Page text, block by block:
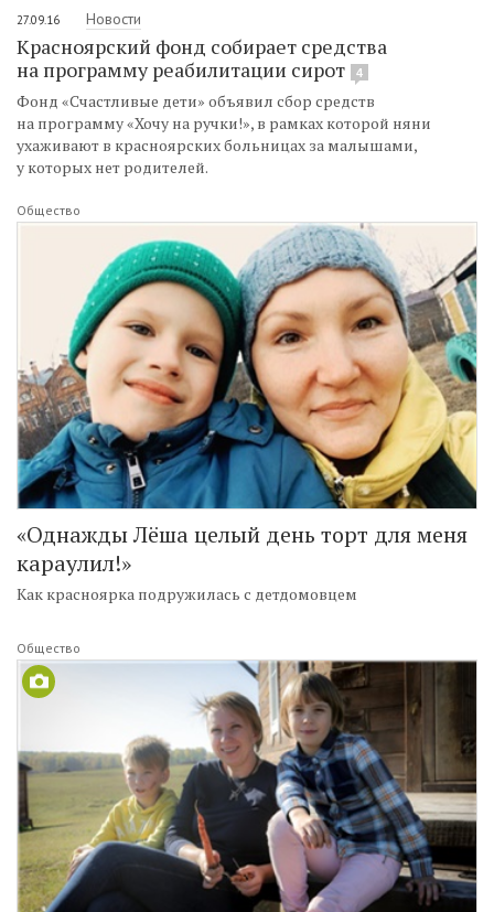
27.09.16 Новости
Красноярский фонд собирает средства
на программу реабилитации сирот
4
Фонд «Счастливые дети» объявил сбор средств
на программу «Хочу на ручки!», в рамках которой няни
ухаживают в красноярских больницах за малышами,
у которых нет родителей.
Общество
«Однажды Лёша целый день торт для меня
караулил!»
Как красноярка подружилась с детдомовцем
Общество